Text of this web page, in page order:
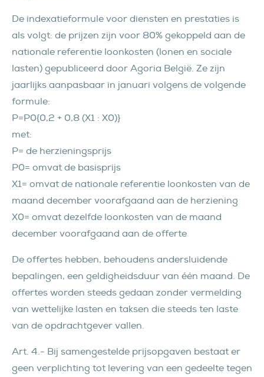
De indexatieformule voor diensten en prestaties is
als volgt: de prijzen zijn voor 80% gekoppeld aan de
nationale referentie loonkosten (lonen en sociale
lasten) gepubliceerd door Agoria België. Ze zijn
jaarlijks aanpasbaar in januari volgens de volgende
formule:
P=P0{0,2 + 0,8 (X1 : X0)}
met:
P= de herzieningsprijs
P0= omvat de basisprijs
X1= omvat de nationale referentie loonkosten van de
maand december voorafgaand aan de herziening
X0= omvat dezelfde loonkosten van de maand
december voorafgaand aan de offerte
De offertes hebben, behoudens andersluidende
bepalingen, een geldigheidsduur van één maand. De
offertes worden steeds gedaan zonder vermelding
van wettelijke lasten en taksen die steeds ten laste
van de opdrachtgever vallen.
Art. 4.- Bij samengestelde prijsopgaven bestaat er
geen verplichting tot levering van een gedeelte tegen